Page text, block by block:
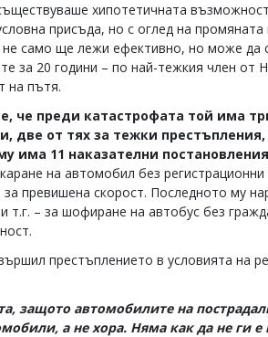
хипотетичната
присъда, но с оглед на
не само ще лежи ефективно, но може да
за 20 години – по най-тежкия член от
на пътя.
че преди катастрофата той има
две от тях за тежки
има 11 наказателни постановления
на автомобил без
превишена скорост. Последното му
т.г. – за шофиране на автобус без
престъплението в условията на
защото автомобилите на
а не хора. Няма как да не ги е